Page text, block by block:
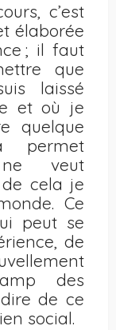
c’est
élaborée
; il faut
que
laissé
et où je
quelque
permet
veut
cela je
Ce
peut se
de
des
de ce
social.